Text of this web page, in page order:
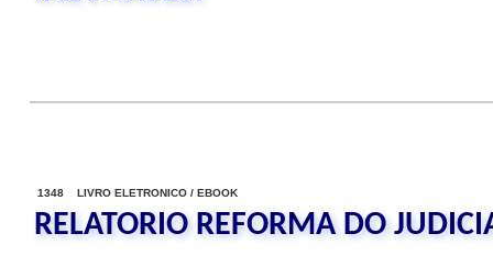
1348 LIVRO ELETRONICO / EBOOK
RELATORIO REFORMA DO